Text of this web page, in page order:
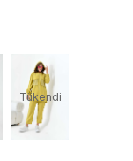
Tükendi